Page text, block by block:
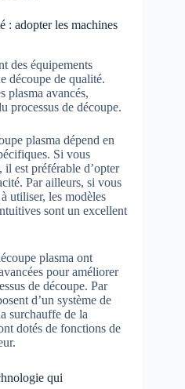
: adopter les machines
des équipements
découpe de qualité.
plasma avancés,
processus de découpe.
plasma dépend en
Si vous
il est préférable d’opter
Par ailleurs, si vous
utiliser, les modèles
sont un excellent
plasma ont
pour améliorer
de découpe. Par
d’un système de
surchauffe de la
dotés de fonctions de
qui